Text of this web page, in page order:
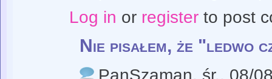
Log in or registerto post
Nie pisałem, że "ledwo
PanSzaman, śr., 08/